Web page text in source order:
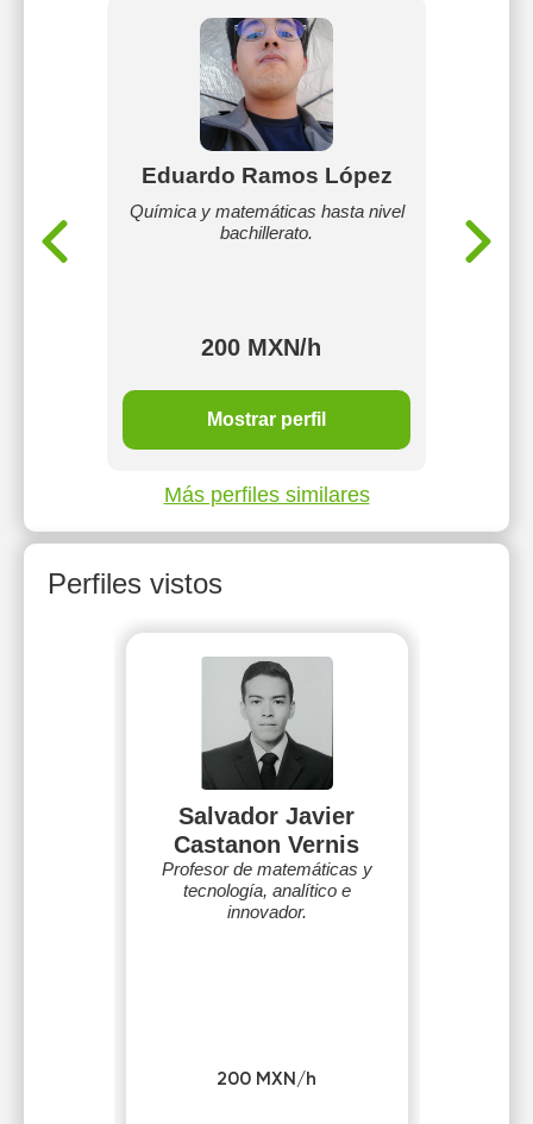
mas
Eduardo Ramos López
Química y matemáticas hasta nivel
bachillerato.
200 MXN/h
Mostrar perfil
Más perfiles similares
Perfiles vistos
Salvador Javier
Castanon Vernis
Profesor de matemáticas y
tecnología, analítico e
innovador.
200 MXN/h